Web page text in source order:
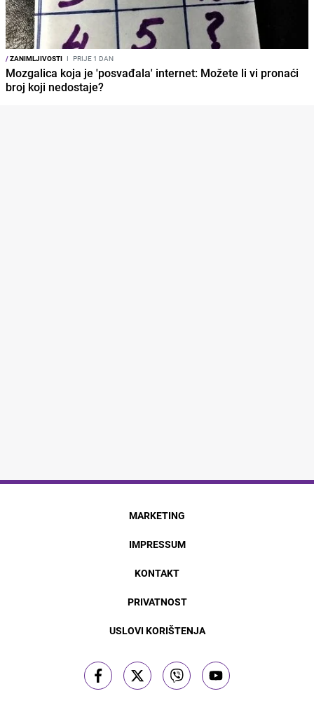
/ZANIMLJIVOSTI I PRIJE 1 DAN
Mozgalica koja je 'posvađala' internet: Možete li vi pronaći
broj koji nedostaje?
MARKETING
IMPRESSUM
KONTAKT
PRIVATNOST
USLOVI KORIŠTENJA